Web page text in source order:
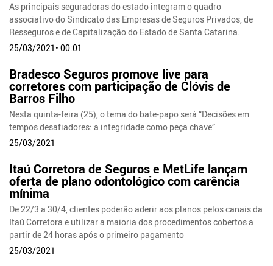
As principais seguradoras do estado integram o quadro
associativo do Sindicato das Empresas de Seguros Privados, de
Resseguros e de Capitalização do Estado de Santa Catarina.
25/03/2021• 00:01
Bradesco Seguros promove live para
corretores com participação de Clóvis de
Barros Filho
Nesta quinta-feira (25), o tema do bate-papo será “Decisões em
tempos desafiadores: a integridade como peça chave”
25/03/2021
Itaú Corretora de Seguros e MetLife lançam
oferta de plano odontológico com carência
mínima
De 22/3 a 30/4, clientes poderão aderir aos planos pelos canais da
Itaú Corretora e utilizar a maioria dos procedimentos cobertos a
partir de 24 horas após o primeiro pagamento
25/03/2021